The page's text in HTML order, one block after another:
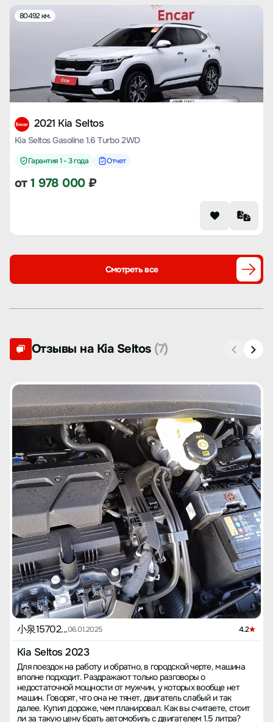
80492 км.
2021 Kia Seltos
Kia Seltos Gasoline 1.6 Turbo 2WD
Гарантия 1 - 3 года Отчет
от1 978 000₽
Смотреть все
Отзывы на Kia Seltos (7)
小泉15702...06.01.2025 4.2
Kia Seltos 2023
Для поездок на работу и обратно, в городской черте, машина
вполне подходит. Раздражают только разговоры о
недостаточной мощности от мужчин, у которых вообще нет
машин. Говорят, что она не тянет, двигатель слабый и так
далее. Купил дороже, чем планировал. Как вы считаете, стоит
ли за такую цену брать автомобиль с двигателем 1.5 литра?